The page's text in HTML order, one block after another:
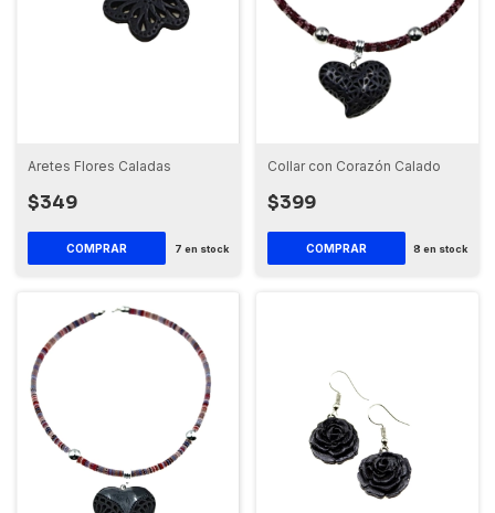
Aretes Flores Caladas
$349
7 en stock
Collar con Corazón Calado
$399
8 en stock